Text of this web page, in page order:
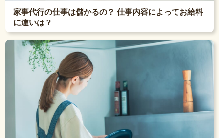
家事代行の仕事は儲かるの？ 仕事内容によってお給料
に違いは？